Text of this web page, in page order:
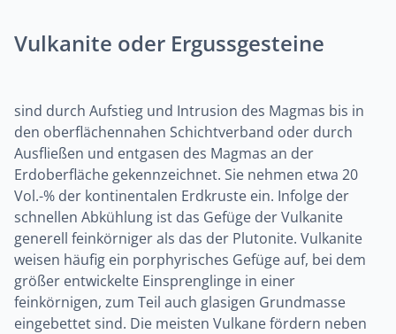
Vulkanite oder Ergussgesteine
sind durch Aufstieg und Intrusion des Magmas bis in
den oberflächennahen Schichtverband oder durch
Ausfließen und entgasen des Magmas an der
Erdoberfläche gekennzeichnet. Sie nehmen etwa 20
Vol.-% der kontinentalen Erdkruste ein. Infolge der
schnellen Abkühlung ist das Gefüge der Vulkanite
generell feinkörniger als das der Plutonite. Vulkanite
weisen häufig ein porphyrisches Gefüge auf, bei dem
größer entwickelte Einsprenglinge in einer
feinkörnigen, zum Teil auch glasigen Grundmasse
eingebettet sind. Die meisten Vulkane fördern neben